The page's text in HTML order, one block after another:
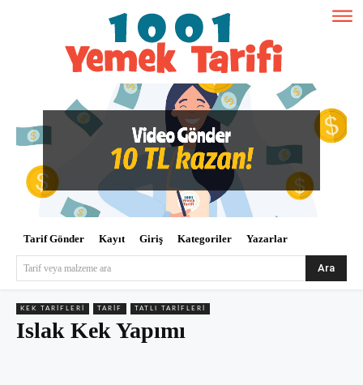
Tarif Gönder Kayıt Giriş Kategoriler Yazarlar
Tarif veya malzeme ara Ara
KEK TARIFLERI TARIF TATLI TARIFLERI
Islak Kek Yapımı